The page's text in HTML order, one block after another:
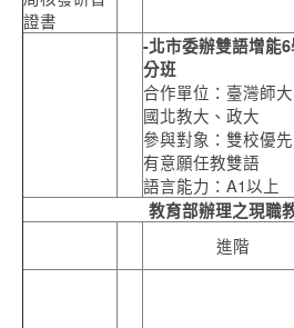
證書
-北市委辦雙語增能
分班
合作單位：臺灣師大
國北教大、政大
參與對象：雙校優
有意願任教雙語
語言能力：A1以上
教育部辦理之現職
進階